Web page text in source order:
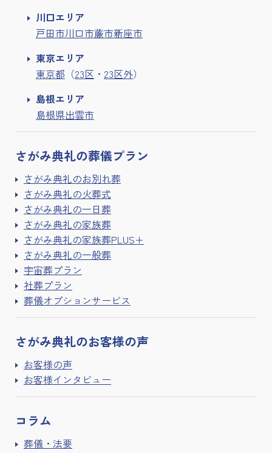
川口エリア
戸田市川口市蕨市新座市
東京エリア
東京都 （23区 ・ 23区外）
島根エリア
島根県出雲市
さがみ典礼の葬儀プラン
さがみ典礼のお別れ葬
さがみ典礼の火葬式
さがみ典礼の一日葬
さがみ典礼の家族葬
さがみ典礼の家族葬PLUS+
さがみ典礼の一般葬
宇宙葬プラン
社葬プラン
葬儀オプションサービス
さがみ典礼のお客様の声
お客様の声
お客様インタビュー
コラム
葬儀・法要